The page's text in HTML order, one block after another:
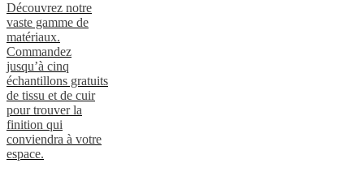
Découvrez notre
vaste gamme de
matériaux.
Commandez
jusqu’à cinq
échantillons gratuits
de tissu et de cuir
pour trouver la
finition qui
conviendra à votre
espace.